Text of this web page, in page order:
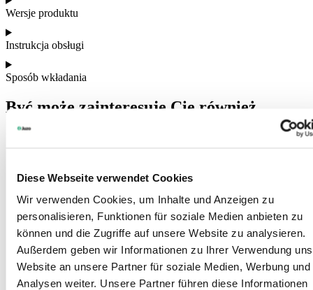
Diese Webseite verwendet Cookies
Wir verwenden Cookies, um Inhalte und Anzeigen zu
personalisieren, Funktionen für soziale Medien anbieten zu
können und die Zugriffe auf unsere Website zu analysieren.
Außerdem geben wir Informationen zu Ihrer Verwendung
Website an unsere Partner für soziale Medien, Werbung und
Analysen weiter. Unsere Partner führen diese Informationen
Wersje produktu
Instrukcja obsługi
Sposób wkładania
Być może zainteresuje Cię również